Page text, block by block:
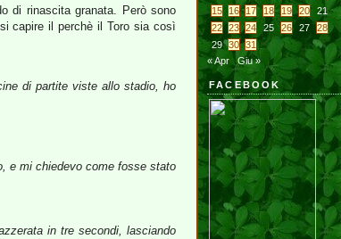
di rinascita granata. Però sono
capire il perchè il Toro sia così
di partite viste allo stadio, ho
e mi chiedevo come fosse stato
in tre secondi, lasciando
15
16 17 18 19 20
21
22
23 24 25 26 27
28
29
30
31
« Apr
Giu »
FACEBOOK